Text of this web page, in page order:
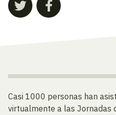
Casi 1000 personas han
virtualmente a las Jornadas